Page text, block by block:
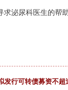
泌尿科医生的帮
发行可转债募资不超